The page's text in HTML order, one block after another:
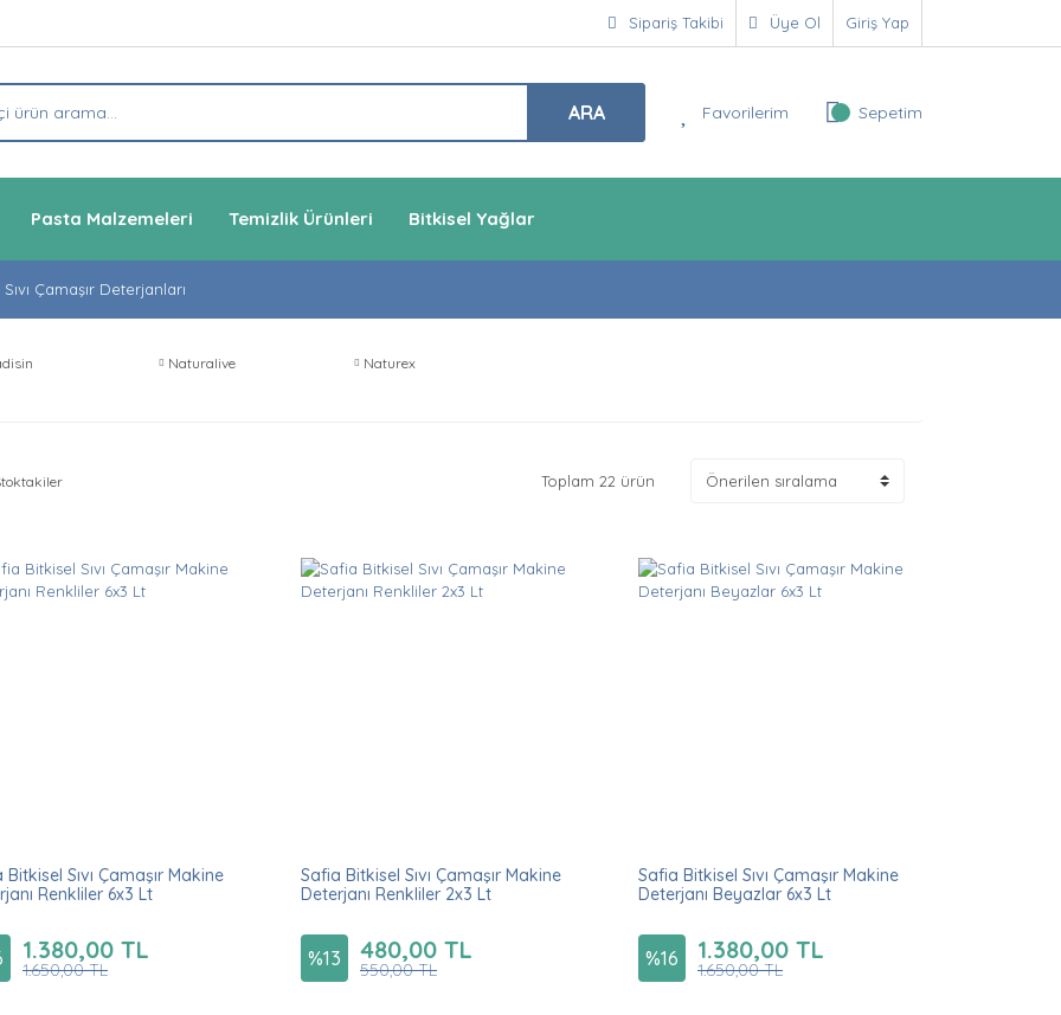
Sipariş Takibi Üye Ol Giriş Yap
ARA Favorilerim Sepetim
Pasta Malzemeleri Temizlik Ürünleri Bitkisel Yağlar
Sıvı Çamaşır Deterjanları
Naturalive Naturex
Toplam 22 ürün
Bitkisel Sıvı Çamaşır Makine
Renkliler 6x3 Lt
1.380,00 TL
1.650,00 TL
Safia Bitkisel Sıvı Çamaşır Makine
Deterjanı Renkliler 2x3 Lt
%13 480,00 TL
550,00 TL
Safia Bitkisel Sıvı Çamaşır Makine
Deterjanı Beyazlar 6x3 Lt
%16 1.380,00 TL
1.650,00 TL